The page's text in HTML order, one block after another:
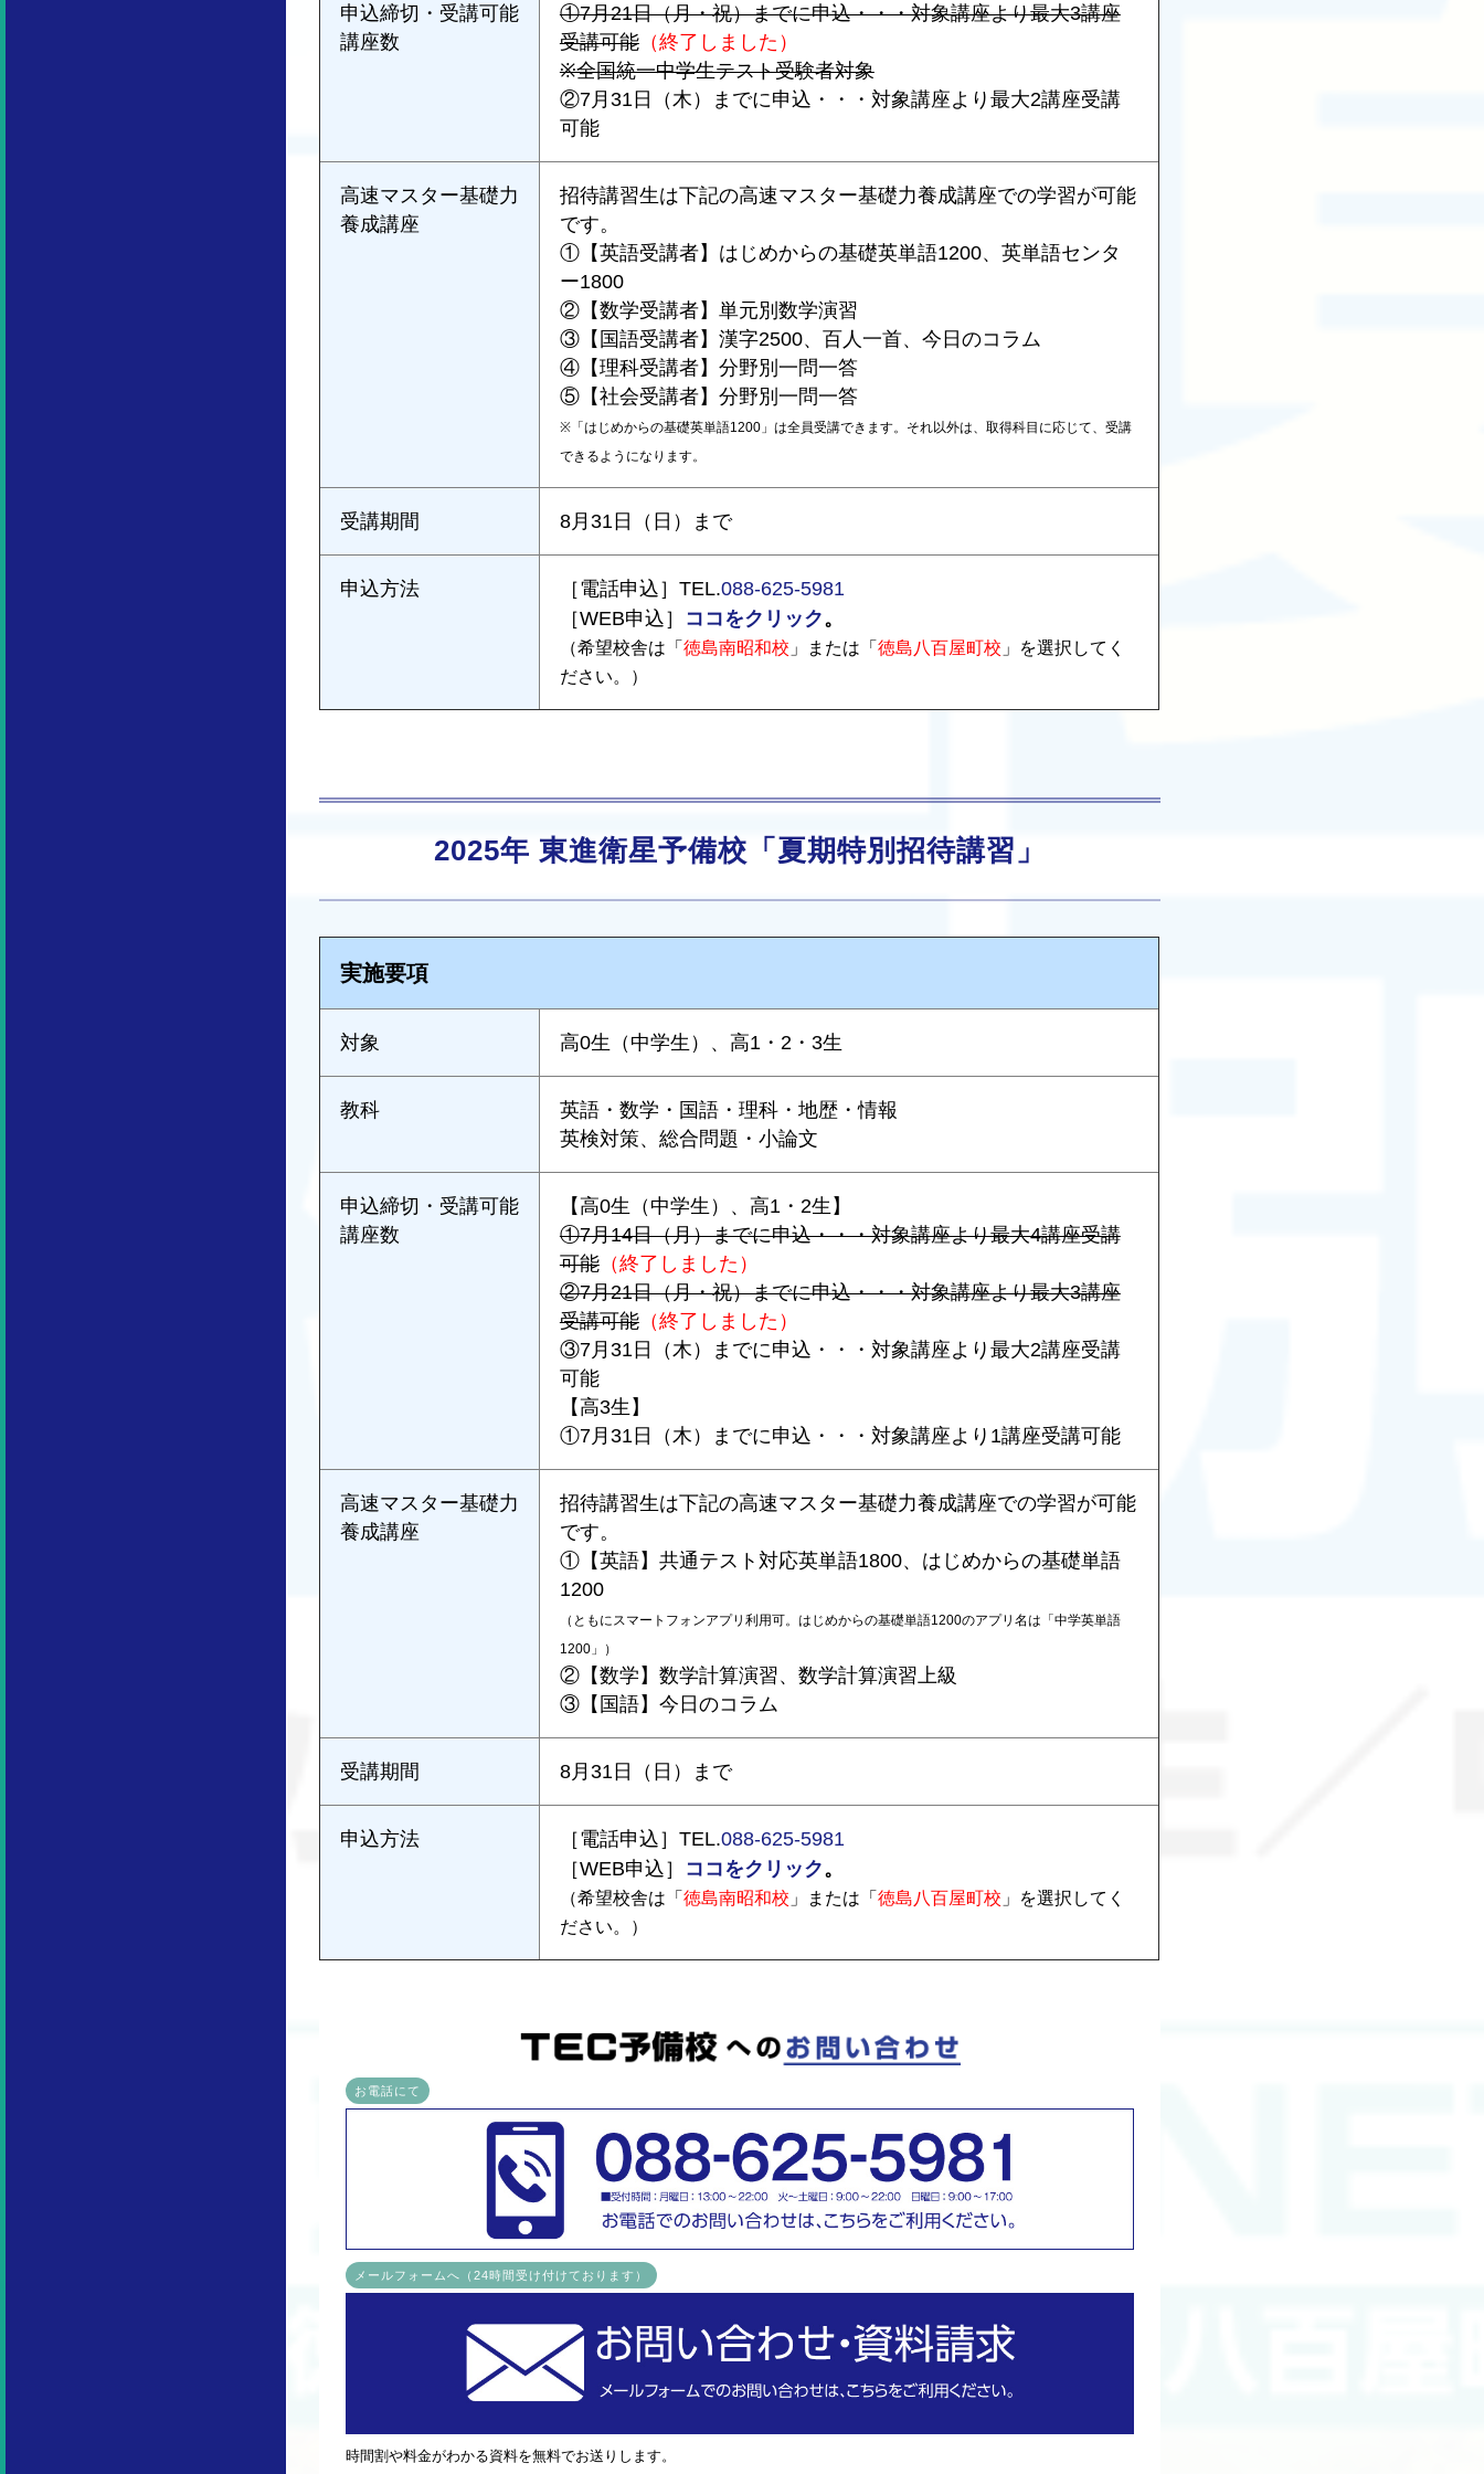
申込締切・受講可能
講座数
①7月21日（月・祝）までに申込・・・対象講座より最大3講座
受講可能（終了しました）
※全国統一中学生テスト受験者対象
②7月31日（木）までに申込・・・対象講座より最大2講座受講
可能
高速マスター基礎力
養成講座
招待講習生は下記の高速マスター基礎力養成講座での学習が可能
です。
①【英語受講者】はじめからの基礎英単語1200、英単語センタ
ー1800
②【数学受講者】単元別数学演習
③【国語受講者】漢字2500、百人一首、今日のコラム
④【理科受講者】分野別一問一答
⑤【社会受講者】分野別一問一答
※「はじめからの基礎英単語1200」は全員受講できます。それ以外は、取得科目に応じて、受講
できるようになります。
受講期間 8月31日（日）まで
申込方法 ［電話申込］TEL.088-625-5981
［WEB申込］
ココをクリック。
（希望校舎は「 徳島南昭和校 」または「 徳島八百屋町校 」を選択してく
ださい。）
2025年 東進衛星予備校「夏期特別招待講習」
実施要項
対象 高0生（中学生）、高1・2・3生
教科
英語・数学・国語・理科・地歴・情報
英検対策、総合問題・小論文
申込締切・受講可能
講座数
【高0生（中学生）、高1・2生】
①7月14日（月）までに申込・・・対象講座より最大4講座受講
可能（終了しました）
②7月21日（月・祝）までに申込・・・対象講座より最大3講座
受講可能（終了しました）
③7月31日（木）までに申込・・・対象講座より最大2講座受講
可能
【高3生】
①7月31日（木）までに申込・・・対象講座より1講座受講可能
高速マスター基礎力
養成講座
招待講習生は下記の高速マスター基礎力養成講座での学習が可能
です。
①【英語】共通テスト対応英単語1800、はじめからの基礎単語
1200
（ともにスマートフォンアプリ利用可。はじめからの基礎単語1200のアプリ名は「中学英単語
1200」）
②【数学】数学計算演習、数学計算演習上級
③【国語】今日のコラム
受講期間 8月31日（日）まで
申込方法 ［電話申込］TEL.088-625-5981
［WEB申込］
ココをクリック。
（希望校舎は「 徳島南昭和校 」または「 徳島八百屋町校 」を選択してく
ださい。）
お電話にて
メールフォームへ（24時間受け付けております）
時間割や料金がわかる資料を無料でお送りします。